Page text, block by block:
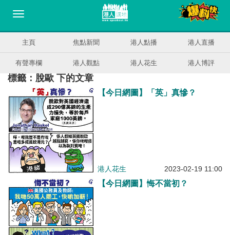
主頁 焦點新聞 港人點播 港人直播
有聲專欄 港人觀點 港人花生 港人博評
標籤：脫歐 下的文章
【今日網圖】「英」真慘？
港人花生 2023-02-19 11:00
【今日網圖】悔不當初？